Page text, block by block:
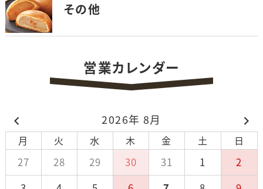
その他
営業カレンダー
2026年 8月
月 火 水 木 金 土
日
27
28 29 30 31 1
2